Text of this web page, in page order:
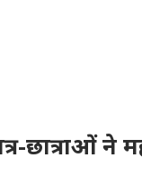
छात्राओं ने